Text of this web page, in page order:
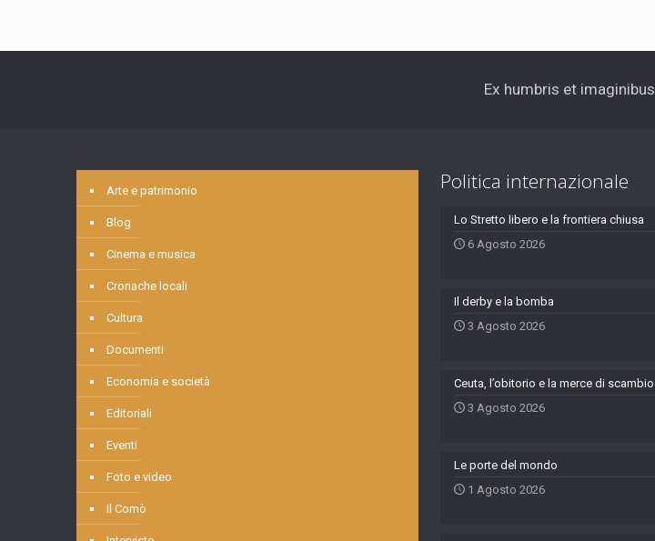
Ex humbris et imaginibus
Arte e patrimonio
Blog
Cinema e musica
Cronache locali
Cultura
Documenti
Economia e società
Editoriali
Eventi
Foto e video
Il Comò
Politica internazionale
Lo Stretto libero e la frontiera chiusa
6 Agosto 2026
Il derby e la bomba
3 Agosto 2026
Ceuta, l’obitorio e la merce di scambio
3 Agosto 2026
Le porte del mondo
1 Agosto 2026